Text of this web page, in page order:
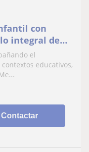
con
integral de
el
educativos,
Contactar